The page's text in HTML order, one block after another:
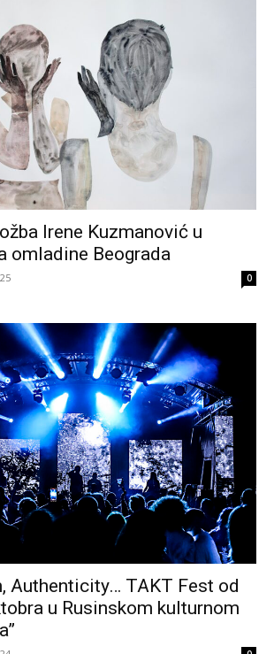
Irene Kuzmanović u
omladine Beograda
0
Authenticity… TAKT Fest od
u Rusinskom kulturnom